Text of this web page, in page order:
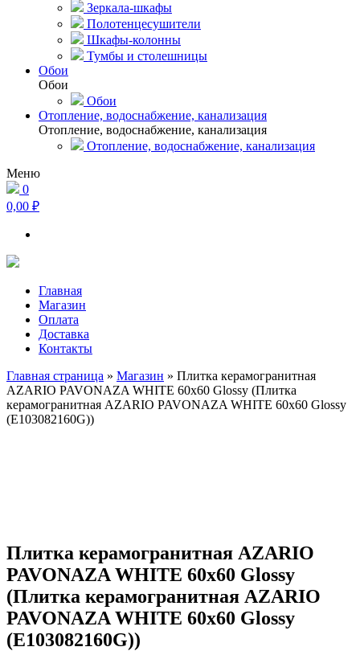
Зеркала-шкафы
Полотенцесушители
Шкафы-колонны
Тумбы и столешницы
Обои
Обои
Обои
Отопление, водоснабжение, канализация
Отопление, водоснабжение, канализация
Отопление, водоснабжение, канализация
Меню
0
0,00 ₽
Главная
Магазин
Оплата
Доставка
Контакты
Главная страница » Магазин » Плитка керамогранитная
AZARIO PAVONAZA WHITE 60х60 Glossy (Плитка
керамогранитная AZARIO PAVONAZA WHITE 60х60 Glossy
(E103082160G))
Плитка керамогранитная AZARIO
PAVONAZA WHITE 60х60 Glossy
(Плитка керамогранитная AZARIO
PAVONAZA WHITE 60х60 Glossy
(E103082160G))